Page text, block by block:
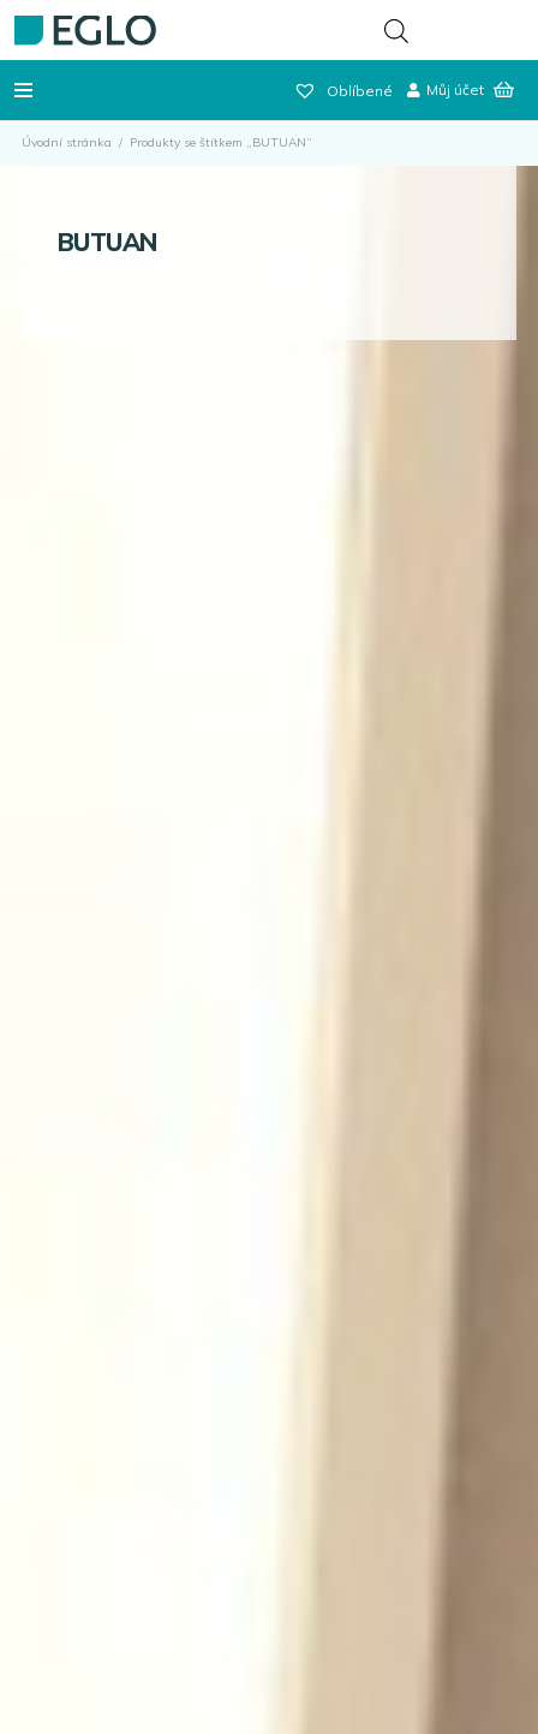
Oblíbené Můj účet
Úvodní stránka / Produkty se štítkem „BUTUAN“
BUTUAN